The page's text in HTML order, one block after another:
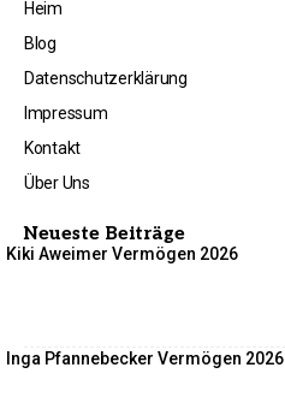
Heim
Blog
Datenschutzerklärung
Impressum
Kontakt
Über Uns
Neueste Beiträge
Kiki Aweimer Vermögen 2026
Inga Pfannebecker Vermögen 2026